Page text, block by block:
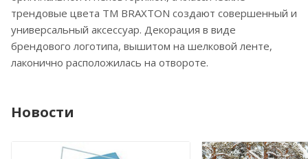
трендовые цвета ТМ BRAXTON создают совершенный и
универсальный аксессуар. Декорация в виде
брендового логотипа, вышитом на шелковой ленте,
лаконично расположилась на отвороте.
Новости